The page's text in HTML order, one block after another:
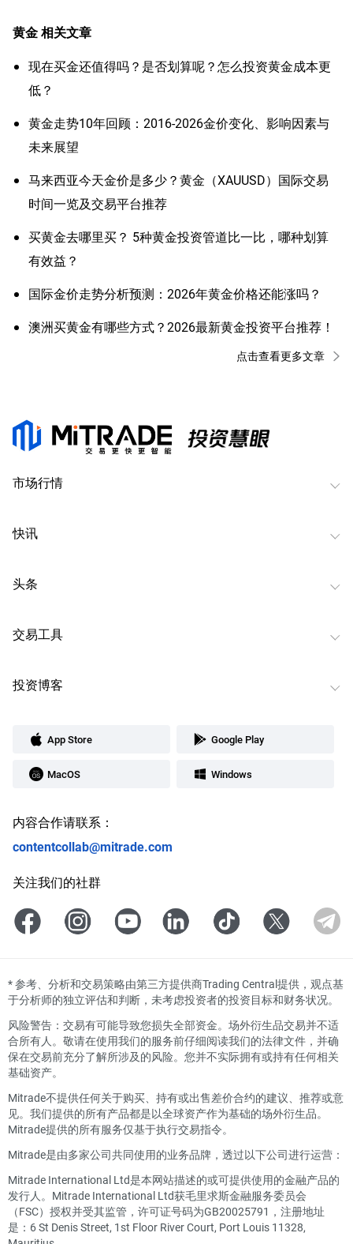
黄金相关文章
现在买金还值得吗？是否划算呢？怎么投资黄金成本更
低？
黄金走势10年回顾：2016-2026金价变化、影响因素与
未来展望
马来西亚今天金价是多少？黄金（XAUUSD）国际交易
时间一览及交易平台推荐
买黄金去哪里买？ 5种黄金投资管道比一比，哪种划算
有效益？
国际金价走势分析预测：2026年黄金价格还能涨吗？
澳洲买黄金有哪些方式？2026最新黄金投资平台推荐！
点击查看更多文章
市场行情
快讯
头条
交易工具
投资博客
App Store Google Play
MacOS Windows
内容合作请联系：
contentcollab@mitrade.com
关注我们的社群
*参考、分析和交易策略由第三方提供商Trading Central提供，观点基
于分析师的独立评估和判断，未考虑投资者的投资目标和财务状况。
风险警告：交易有可能导致您损失全部资金。场外衍生品交易并不适
合所有人。敬请在使用我们的服务前仔细阅读我们的法律文件，并确
保在交易前充分了解所涉及的风险。您并不实际拥有或持有任何相关
基础资产。
Mitrade不提供任何关于购买、持有或出售差价合约的建议、推荐或意
见。我们提供的所有产品都是以全球资产作为基础的场外衍生品。
Mitrade提供的所有服务仅基于执行交易指令。
Mitrade是由多家公司共同使用的业务品牌，透过以下公司进行运营：
Mitrade International Ltd是本网站描述的或可提供使用的金融产品的
发行人。Mitrade International Ltd获毛里求斯金融服务委员会
（FSC）授权并受其监管，许可证号码为GB20025791，注册地址
是：6 St Denis Street, 1st Floor River Court, Port Louis 11328,